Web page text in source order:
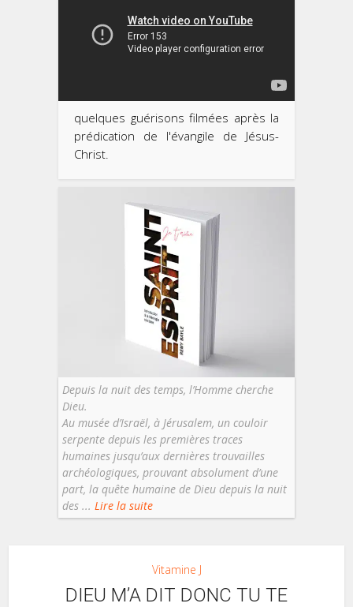
quelques guérisons filmées après la
prédication de l'évangile de Jésus-
Christ.
Depuis la nuit des temps, l’Homme cherche
Dieu.
Au musée d’Israël, à Jérusalem, un couloir
serpente depuis les premières traces
humaines jusqu’aux dernières trouvailles
archéologiques, prouvant absolument d’une
part, la quête humaine de Dieu depuis la nuit
des ... Lire la suite
Vitamine J
DIEU M’A DIT DONC TU TE